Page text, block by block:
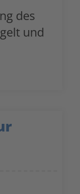
des
und